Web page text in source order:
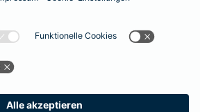
Rechtshinweise
Barrierefreiheit
Einstellungen
Menschlich.